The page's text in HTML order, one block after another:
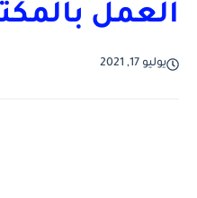
العمل
يوليو 17, 2021